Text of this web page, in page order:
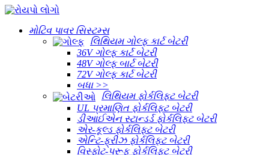
મોટિવ પાવર સિસ્ટમ્સ
લિથિયમ ગોલ્ફ કાર્ટ બેટરી
36V ગોલ્ફ કાર્ટ બેટરી
48V ગોલ્ફ બાર્ટ બેટરી
72V ગોલ્ફ કાર્ટ બેટરી
બધા >>
લિથિયમ ફોર્કલિફ્ટ બેટરી
UL પ્રમાણિત ફોર્કલિફ્ટ બેટરી
ડીઆઈએન સ્ટાન્ડર્ડ ફોર્કલિફ્ટ બેટરી
એર-કૂલ્ડ ફોર્કલિફ્ટ બેટરી
એન્ટિ-ફ્રીઝ ફોર્કલિફ્ટ બેટરી
વિસ્ફોટ-પ્રૂફ ફોર્કલિફ્ટ બેટરી